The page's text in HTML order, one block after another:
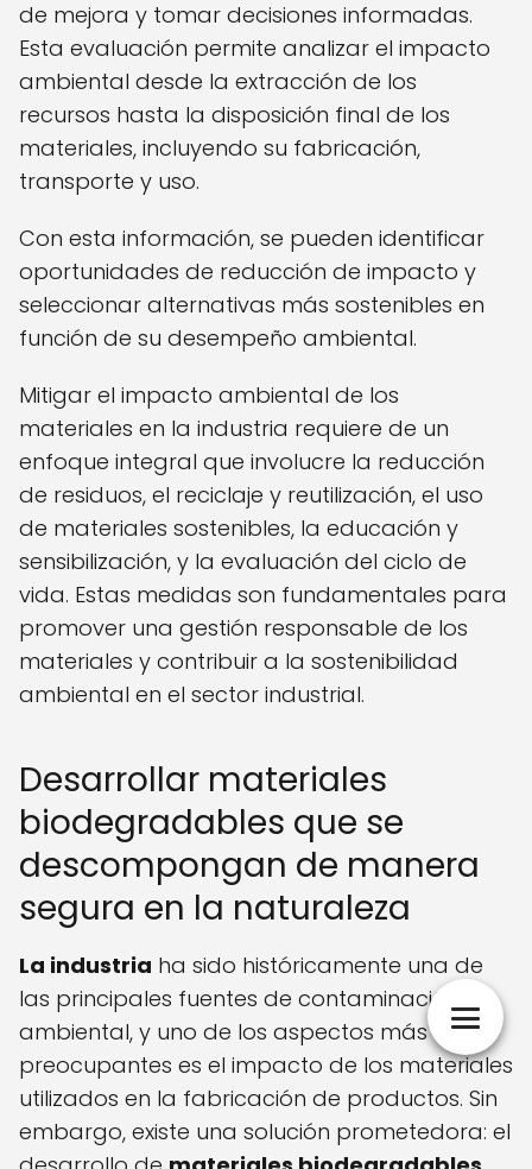
de mejora y tomar decisiones informadas.
Esta evaluación permite analizar el impacto
ambiental desde la extracción de los
recursos hasta la disposición final de los
materiales, incluyendo su fabricación,
transporte y uso.
Con esta información, se pueden identificar
oportunidades de reducción de impacto y
seleccionar alternativas más sostenibles en
función de su desempeño ambiental.
Mitigar el impacto ambiental de los
materiales en la industria requiere de un
enfoque integral que involucre la reducción
de residuos, el reciclaje y reutilización, el uso
de materiales sostenibles, la educación y
sensibilización, y la evaluación del ciclo de
vida. Estas medidas son fundamentales para
promover una gestión responsable de los
materiales y contribuir a la sostenibilidad
ambiental en el sector industrial.
Desarrollar materiales
biodegradables que se
descompongan de manera
segura en la naturaleza
La industria ha sido históricamente una de
las principales fuentes de contaminación
ambiental, y uno de los aspectos más
preocupantes es el impacto de los materiales
utilizados en la fabricación de productos. Sin
embargo, existe una solución prometedora: el